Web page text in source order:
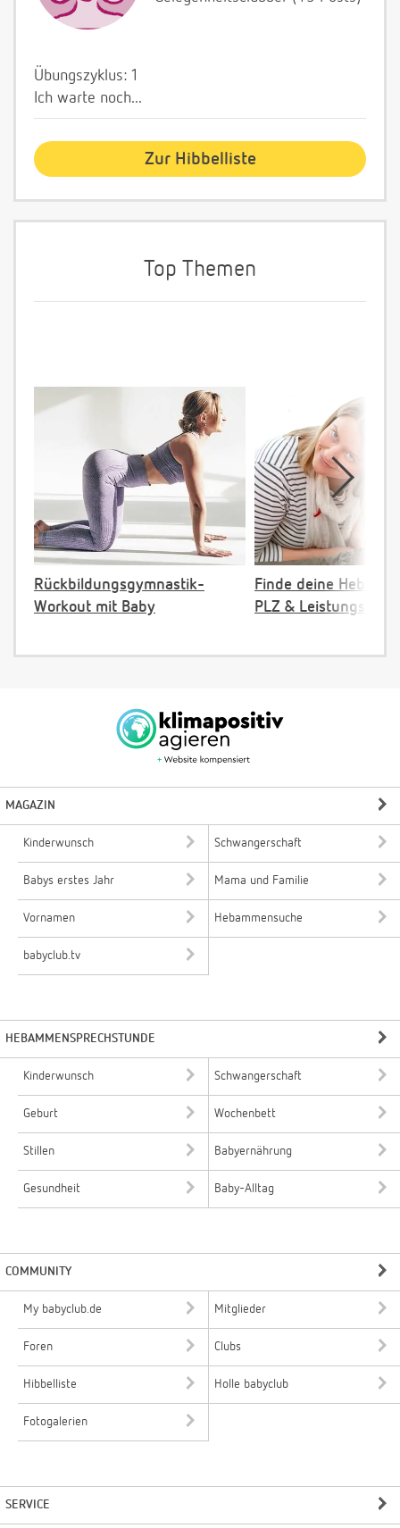
Übungszyklus: 1
Ich warte noch...
Zur Hibbelliste
Top Themen
Rückbildungsgymnastik-
Workout mit Baby
Finde deine
PLZ &
MAGAZIN
Kinderwunsch Schwangerschaft
Babys erstes Jahr Mama und Familie
Vornamen Hebammensuche
babyclub.tv
HEBAMMENSPRECHSTUNDE
Kinderwunsch Schwangerschaft
Geburt Wochenbett
Stillen Babyernährung
Gesundheit Baby-Alltag
COMMUNITY
My babyclub.de Mitglieder
Foren Clubs
Hibbelliste Holle babyclub
Fotogalerien
SERVICE